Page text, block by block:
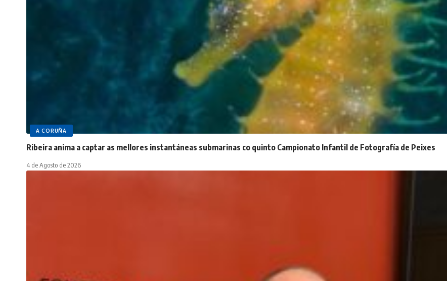
A CORUÑA
Ribeira anima a captar as mellores instantáneas submarinas co quinto Campionato Infantil de Fotografía de Peixes
4 de Agosto de 2026